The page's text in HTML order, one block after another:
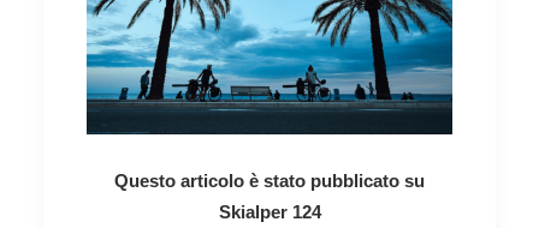
Questo articolo è stato pubblicato su
Skialper 124